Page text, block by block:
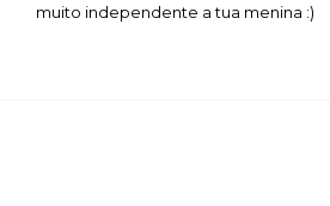
muito independente a tua menina :)